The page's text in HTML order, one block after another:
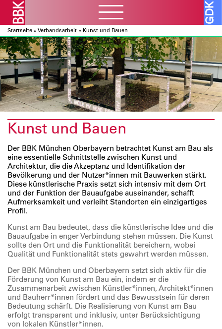
Aktuelles ᐯ
BBK Muc und Obb
BBK Bund und Länder
Ausschreibungen
Atelierbörse
Fortbildung
Ressourcen
Verbandsarbeit ᐯ
Kulturelle Bildung
Kunst und Bauen
Vor- und Nachlässe
Projekte
Mitglieder ᐯ
Ausstellungen
Datenbanken
Beratung
Internes
Beitreten
Mitglieder A – Z
Fördermitglieder
Über uns ᐯ
Verbandsorganisation
Sozialfonds
Publikationen
Kontakt
Galerie ᐯ
Vorschau
Rückschau
Über die Galerie
Startseite » Verbandsarbeit » Kunst und Bauen
Kunst und Bauen
Der BBK München Oberbayern betrachtet Kunst am Bau als
eine essentielle Schnittstelle zwischen Kunst und
Architektur, die die Akzeptanz und Identifikation der
Bevölkerung und der Nutzer*innen mit Bauwerken stärkt.
Diese künstlerische Praxis setzt sich intensiv mit dem Ort
und der Funktion der Bauaufgabe auseinander, schafft
Aufmerksamkeit und verleiht Standorten ein einzigartiges
Profil.
Kunst am Bau bedeutet, dass die künstlerische Idee und die
Bauaufgabe in enger Verbindung stehen müssen. Die Kunst
sollte den Ort und die Funktionalität bereichern, wobei
Qualität und Funktionalität stets gewahrt werden müssen.
Der BBK München und Oberbayern setzt sich aktiv für die
Förderung von Kunst am Bau ein, indem er die
Zusammenarbeit zwischen Künstler*innen, Architekt*innen
und Bauherr*innen fördert und das Bewusstsein für deren
Bedeutung schärft. Die Realisierung von Kunst am Bau
erfolgt transparent und inklusiv, unter Berücksichtigung
von lokalen Künstler*innen.